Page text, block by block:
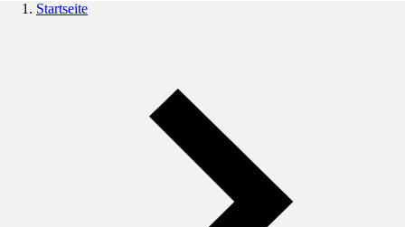
Startseite